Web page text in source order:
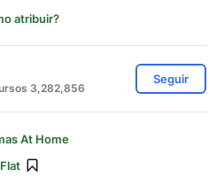
atribuir?
3,282,856
Seguir
At Home